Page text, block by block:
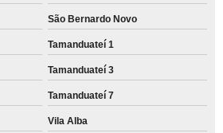
São Bernardo Novo
Tamanduateí 1
Tamanduateí 3
Tamanduateí 7
Vila Alba